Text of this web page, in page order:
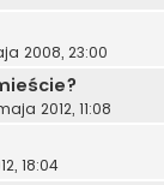
2008, 23:00
2012, 11:08
18:04